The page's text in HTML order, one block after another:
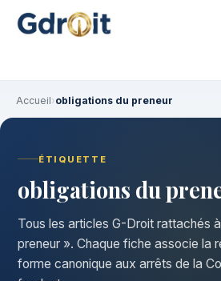
Accueil›obligations du preneur
ÉTIQUETTE
obligations du
Tous les articles G-Droit rattachés
preneur ». Chaque fiche associe la
forme canonique aux arrêts de la